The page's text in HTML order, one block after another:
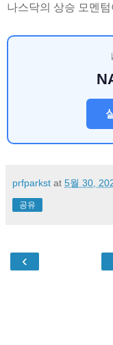
나스닥의 상승 모멘
prfparkst at 5월 30,
공유
‹